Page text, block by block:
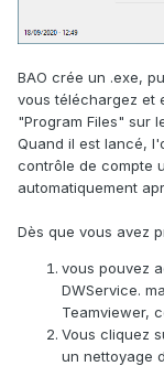
BAO crée un .exe,
vous téléchargez et
"Program Files" sur
Quand il est lancé,
contrôle de compte
automatiquement
Dès que vous avez
vous pouvez
DWService.
Teamviewer,
Vous cliquez
un nettoyage